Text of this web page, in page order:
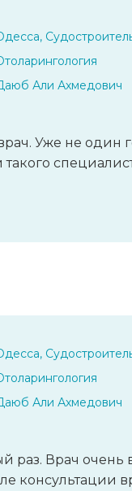
Али Ахмедович
Уже не один
Али Ахмедович
раз. Врач очень
консультации